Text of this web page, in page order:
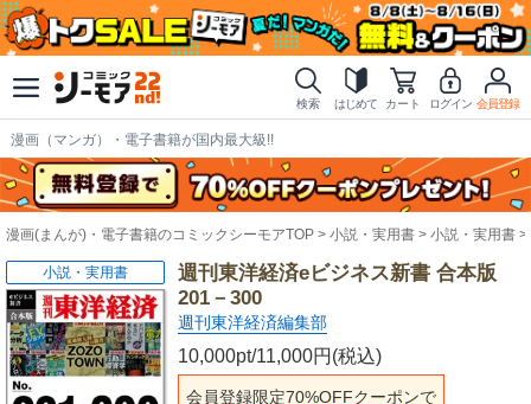
検索 はじめて カート ログイン 会員登録
漫画（マンガ）・電子書籍が国内最大級!!
漫画(まんが)・電子書籍のコミックシーモアTOP 小説・実用書 小説・実用書
週刊東洋経済eビジネス新書 合本版
201－300
週刊東洋経済編集部
10,000pt/11,000円(税込)
会員登録限定70%OFFクーポンで
小説・実用書